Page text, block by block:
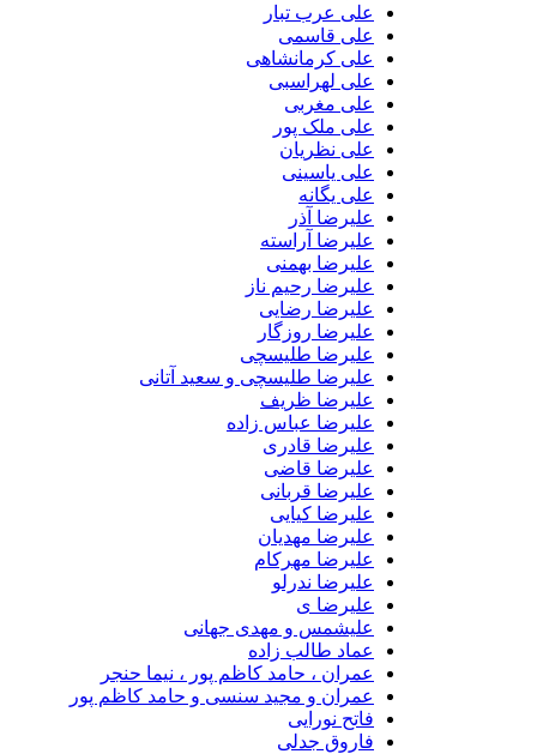
علی عرب تبار
علی قاسمی
علی کرمانشاهی
علی لهراسبی
علی مغربی
علی ملک پور
علی نظریان
علی یاسینی
علی یگانه
علیرضا آذر
علیرضا آراسته
علیرضا بهمنی
علیرضا رحیم ناز
علیرضا رضایی
علیرضا روزگار
علیرضا طلیسچی
علیرضا طلیسچی و سعید آتانی
علیرضا ظریف
علیرضا عباس زاده
علیرضا قادری
علیرضا قاضی
علیرضا قربانی
علیرضا کیایی
علیرضا مهدیان
علیرضا مهرکام
علیرضا ندرلو
علیرضا ی
علیشمس و مهدی جهانی
عماد طالب زاده
عمران ، حامد کاظم پور ، نیما حنجر
عمران و مجید سنسی و حامد کاظم پور
فاتح نورایی
فاروق جدلی